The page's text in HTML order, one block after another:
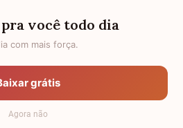
de Privacidade
Anuncie
Termos de Uso
você todo dia
com mais força.
grátis
Agora não